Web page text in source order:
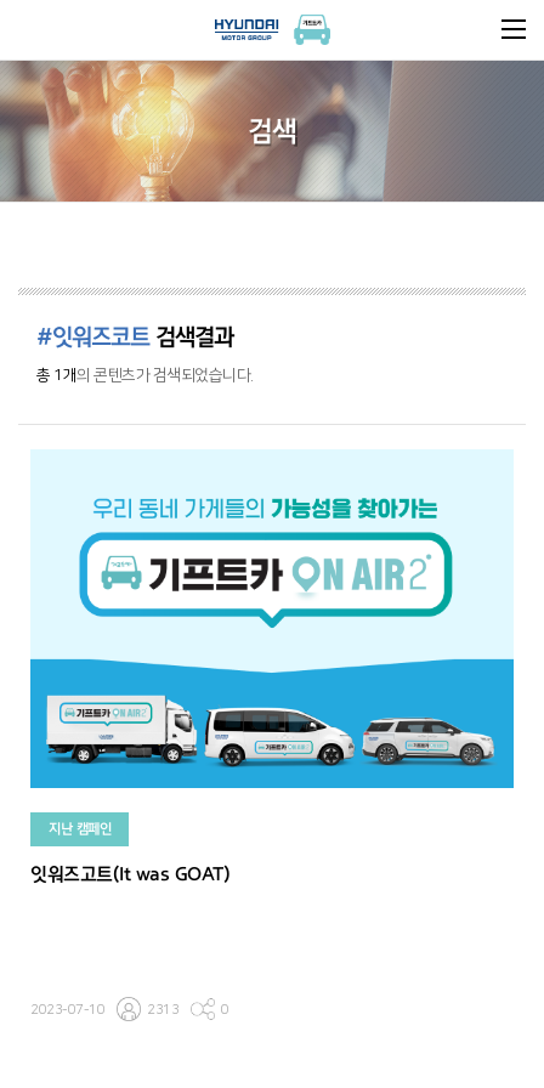
검색
#잇워즈코트검색결과
총 1개의 콘텐츠가 검색되었습니다.
지난 캠페인
잇워즈고트(It was GOAT)
2023-07-10 2313 0